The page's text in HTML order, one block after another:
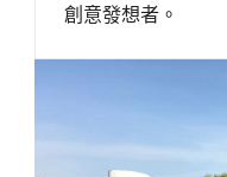
創意發想者。